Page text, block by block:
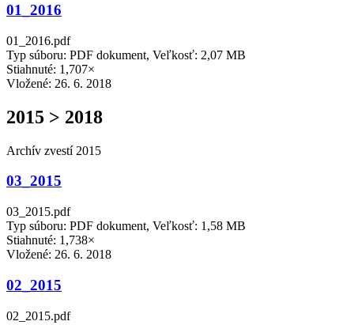
01_2016
01_2016.pdf
Typ súboru: PDF dokument, Veľkosť: 2,07 MB
Stiahnuté: 1,707×
Vložené: 26. 6. 2018
2015 > 2018
Archív zvestí 2015
03_2015
03_2015.pdf
Typ súboru: PDF dokument, Veľkosť: 1,58 MB
Stiahnuté: 1,738×
Vložené: 26. 6. 2018
02_2015
02_2015.pdf